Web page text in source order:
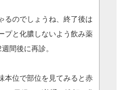
るのでしょうね、終了後は
プと化膿しないよう飲み薬
間後に再診。
本位で部位を見てみると赤